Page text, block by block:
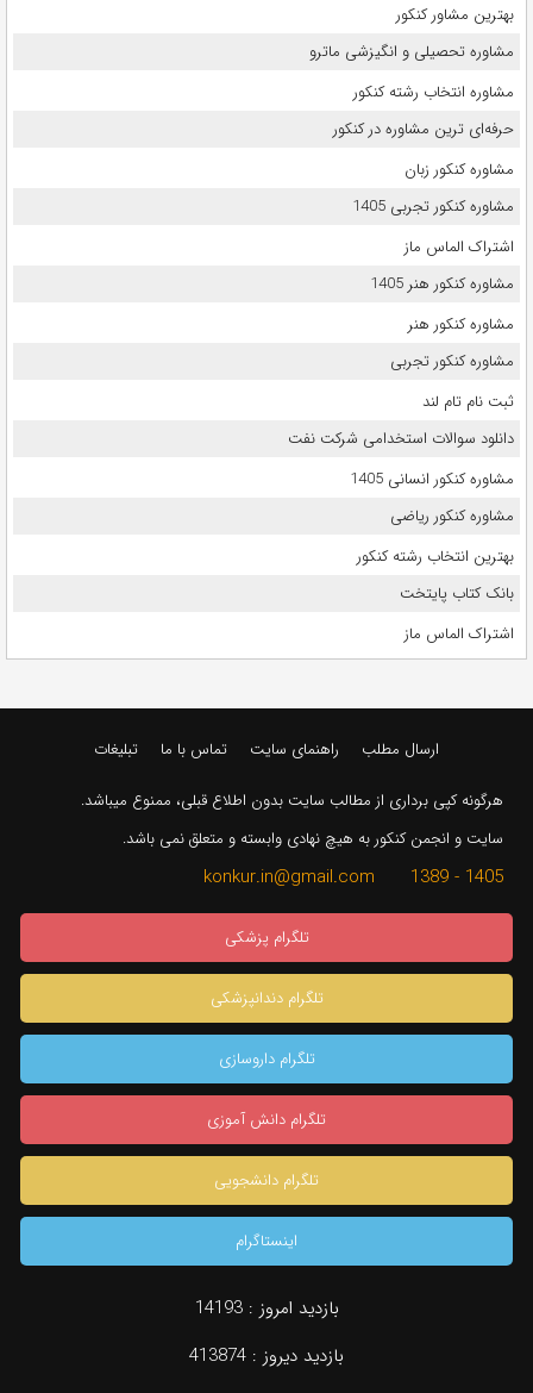
بهترین مشاور کنکور
مشاوره تحصیلی و انگیزشی ماترو
مشاوره انتخاب رشته کنکور
حرفه‌ای ترین مشاوره در کنکور
مشاوره کنکور زبان
مشاوره کنکور تجربی 1405
اشتراک الماس ماز
مشاوره کنکور هنر 1405
مشاوره کنکور هنر
مشاوره کنکور تجربی
ثبت نام تام لند
دانلود سوالات استخدامی شرکت نفت
مشاوره کنکور انسانی 1405
مشاوره کنکور ریاضی
بهترین انتخاب رشته کنکور
بانک کتاب پایتخت
اشتراک الماس ماز
ارسال مطلب راهنمای سایت تماس با ما تبلیغات
هرگونه کپی برداری از مطالب سایت بدون اطلاع قبلی، ممنوع میباشد.
سایت و انجمن کنکور به هیچ نهادی وابسته و متعلق نمی باشد.
1405 - 1389 konkur.in@gmail.com
تلگرام پزشکی
تلگرام دندانپزشکی
تلگرام داروسازی
تلگرام دانش آموزی
تلگرام دانشجویی
اینستاگرام
بازدید امروز :14193
بازدید دیروز : 413874